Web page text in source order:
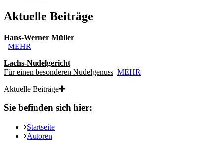
Aktuelle Beiträge
Hans-Werner Müller
MEHR
Lachs-Nudelgericht
Für einen besonderen Nudelgenuss MEHR
Aktuelle Beiträge
Sie befinden sich hier:
Startseite
Autoren